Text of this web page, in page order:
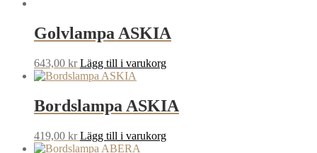
Golvlampa ASKIA
643,00 kr Lägg till i varukorg
Bordslampa ASKIA
419,00 kr Lägg till i varukorg